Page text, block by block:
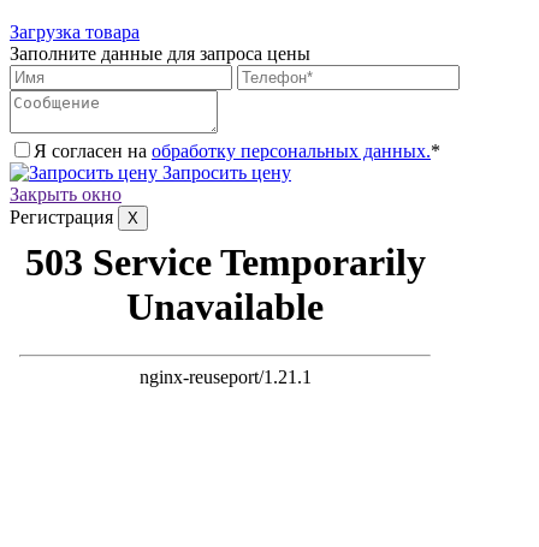
Загрузка товара
Заполните данные для запроса цены
Я согласен на обработку персональных данных.*
Запросить цену
Закрыть окно
Регистрация
X